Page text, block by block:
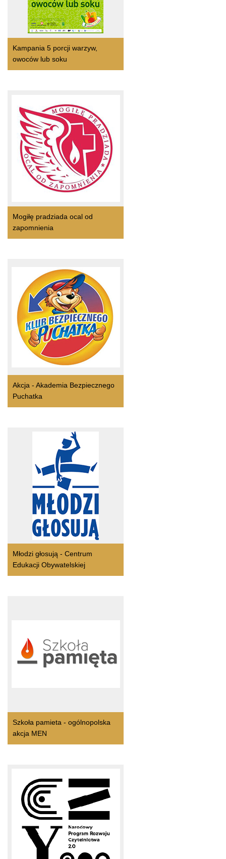
Kampania 5 porcji warzyw,
owoców lub soku
Mogiłę pradziada ocal od
zapomnienia
Akcja - Akademia Bezpiecznego
Puchatka
Młodzi głosują - Centrum
Edukacji Obywatelskiej
Szkoła pamieta - ogólnopolska
akcja MEN